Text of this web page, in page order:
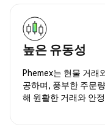
높은 유동성
Phemex는 현물 거래
공하며, 풍부한 주문
해 원활한 거래와 안